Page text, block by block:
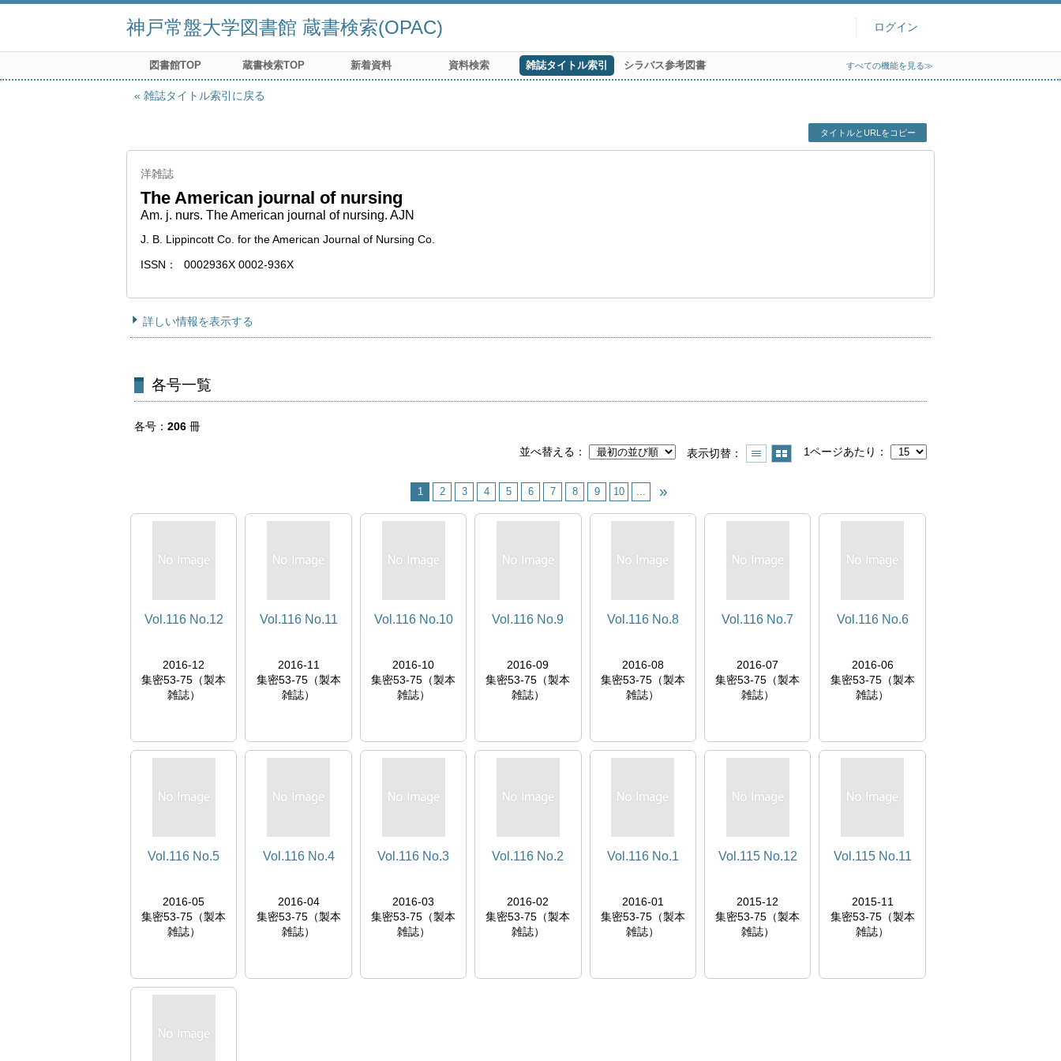
神戸常盤大学図書館 蔵書検索(OPAC) ログイン
図書館TOP 蔵書検索TOP 新着資料 資料検索 雑誌タイトル索引 シラバス参考図書 すべての機能を見る≫
雑誌タイトル索引に戻る
タイトルとURLをコピー
洋雑誌
The American journal of nursing
Am. j. nurs. The American journal of nursing. AJN
J. B. Lippincott Co. for the American Journal of Nursing Co.
ISSN
0002936X 0002-936X
詳しい情報を表示する
各号一覧
各号 206 冊
並べ替える
表示切替 1ページあたり
1 2 3 4 5 6 7 8 9 10 ...
Vol.116 No.12
2016-12
集密53-75（製本
雑誌）
Vol.116 No.11
2016-11
集密53-75（製本
雑誌）
Vol.116 No.10
2016-10
集密53-75（製本
雑誌）
Vol.116 No.9
2016-09
集密53-75（製本
雑誌）
Vol.116 No.8
2016-08
集密53-75（製本
雑誌）
Vol.116 No.7
2016-07
集密53-75（製本
雑誌）
Vol.116 No.6
2016-06
集密53-75（製本
雑誌）
Vol.116 No.5
2016-05
集密53-75（製本
雑誌）
Vol.116 No.4
2016-04
集密53-75（製本
雑誌）
Vol.116 No.3
2016-03
集密53-75（製本
雑誌）
Vol.116 No.2
2016-02
集密53-75（製本
雑誌）
Vol.116 No.1
2016-01
集密53-75（製本
雑誌）
Vol.115 No.12
2015-12
集密53-75（製本
雑誌）
Vol.115 No.11
2015-11
集密53-75（製本
雑誌）